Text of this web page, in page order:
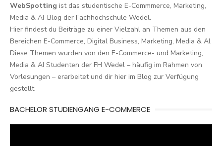
WebSpotting ist das studentische E-Commmerce, Marketing,
Media & AI-Blog der Fachhochschule Wedel.
Hier findest du Beiträge zu einer Vielzahl an Themen aus den
Bereichen E-Commerce, Digital Business, Marketing, Media & AI.
Diese Themen wurden von den E-Commerce- und Marketing,
Media & AI Studenten der FH Wedel – häufig im Rahmen von
Vorlesungen – erarbeitet und dir hier im Blog zur Verfügung
gestellt.
BACHELOR STUDIENGANG E-COMMERCE